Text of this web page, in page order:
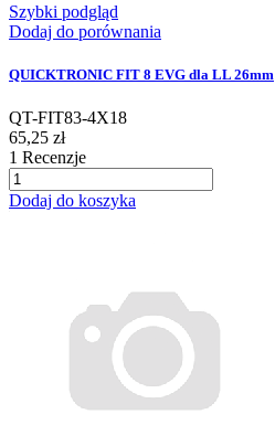
Szybki podgląd
Dodaj do porównania
QUICKTRONIC FIT 8 EVG dla LL 26mm
QT-FIT83-4X18
65,25 zł
1 Recenzje
Dodaj do koszyka